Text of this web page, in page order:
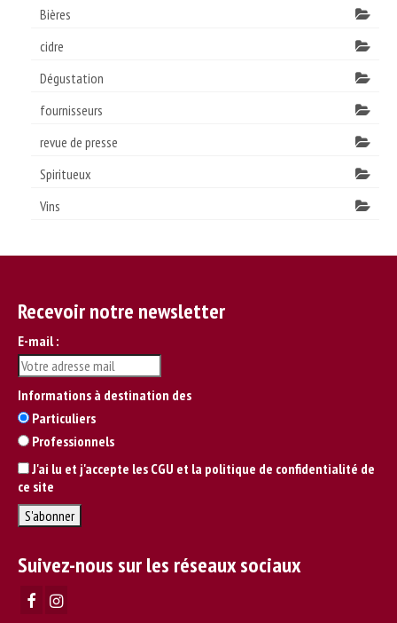
Bières
cidre
Dégustation
fournisseurs
revue de presse
Spiritueux
Vins
Recevoir notre newsletter
E-mail :
Informations à destination des
Particuliers
Professionnels
J'ai lu et j'accepte les CGU et la politique de confidentialité de
ce site
Suivez-nous sur les réseaux sociaux